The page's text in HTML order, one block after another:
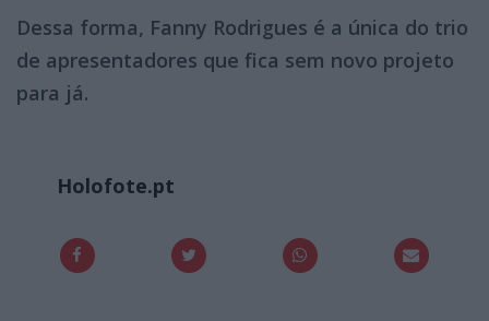
Dessa forma, Fanny Rodrigues é a única do trio
de apresentadores que fica sem novo projeto
para já.
Holofote.pt